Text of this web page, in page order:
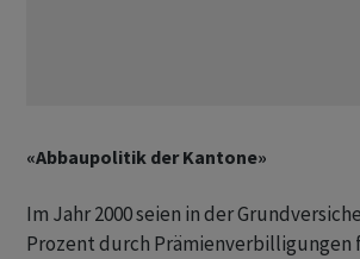
«Abbaupolitik der Kantone»
Im Jahr 2000 seien in der
Prozent durch Prämienverbilligungen